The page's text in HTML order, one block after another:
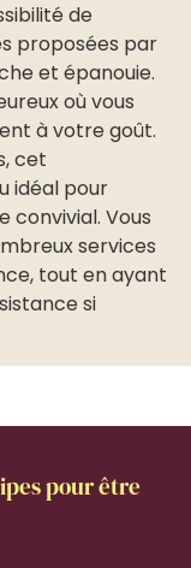
de
proposées par
et épanouie.
où vous
à votre goût.
cet
idéal pour
convivial. Vous
services
tout en ayant
si
pour être